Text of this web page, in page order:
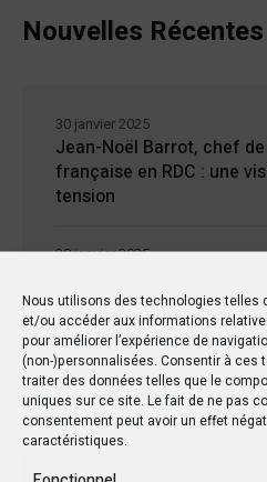
Nous utilisons des technologies telles
et/ou accéder aux informations
pour améliorer l’expérience de
(non-)personnalisées. Consentir à ces
traiter des données telles que le
uniques sur ce site. Le fait de ne pas
consentement peut avoir un effet
caractéristiques.
Nouvelles Récentes
Jean-Noël Barrot, chef
française en RDC : une
tension
30 janvier 2025
dégrade
28 janvier 2025
William Ruto convoque
extraordinaire de l’EAC
Tshisekedi-Kagame
27 janvier 2025